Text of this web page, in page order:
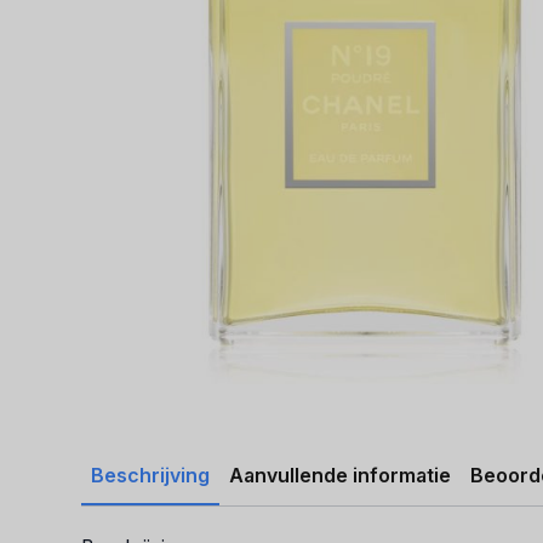
Beschrijving Aanvullende informatie